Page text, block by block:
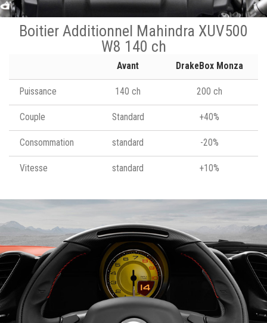
Boitier Additionnel Mahindra XUV500
W8 140 ch
Avant DrakeBox Monza
Puissance 140 ch 200 ch
Couple Standard +40%
Consommation standard -20%
Vitesse standard +10%